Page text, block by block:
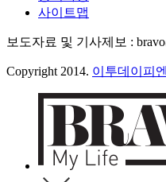
사이트맵
보도자료 및 기사제보 :
Copyright 2014. 이투데이피